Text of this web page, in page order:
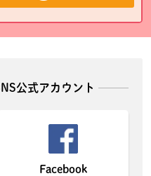
公式アカウント
Facebook